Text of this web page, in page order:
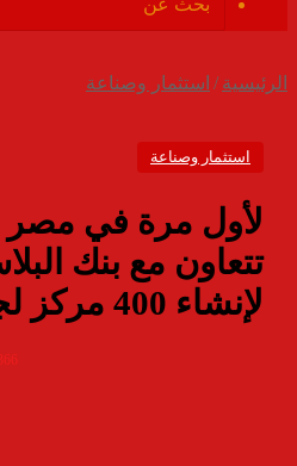
الموقع
الرئيسية / استثمار وصناعة
استثمار وصناعة
لأول مرة في
تتعاون مع بنك
لإنشاء 400 مركز لجمع المخلفات